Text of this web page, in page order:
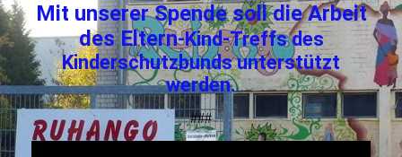
Mit unserer Spende soll die Arbeit
des Eltern-Kind-Treffs des
Kinderschutzbunds unterstützt
werden.
###